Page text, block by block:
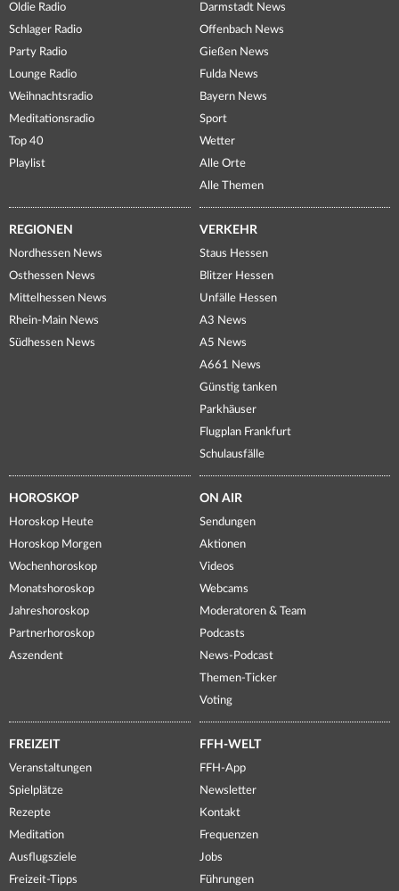
Oldie Radio
Schlager Radio
Party Radio
Lounge Radio
Weihnachtsradio
Meditationsradio
Top 40
Playlist
Darmstadt News
Offenbach News
Gießen News
Fulda News
Bayern News
Sport
Wetter
Alle Orte
Alle Themen
REGIONEN
Nordhessen News
Osthessen News
Mittelhessen News
Rhein-Main News
Südhessen News
VERKEHR
Staus Hessen
Blitzer Hessen
Unfälle Hessen
A3 News
A5 News
A661 News
Günstig tanken
Parkhäuser
Flugplan Frankfurt
Schulausfälle
HOROSKOP
Horoskop Heute
Horoskop Morgen
Wochenhoroskop
Monatshoroskop
Jahreshoroskop
Partnerhoroskop
Aszendent
ON AIR
Sendungen
Aktionen
Videos
Webcams
Moderatoren & Team
Podcasts
News-Podcast
Themen-Ticker
Voting
FREIZEIT
Veranstaltungen
Spielplätze
Rezepte
Meditation
Ausflugsziele
Freizeit-Tipps
FFH-WELT
FFH-App
Newsletter
Kontakt
Frequenzen
Jobs
Führungen